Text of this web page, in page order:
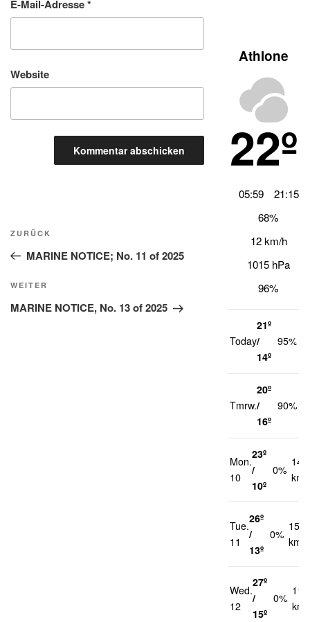
E-Mail-Adresse*
Website
Beitragsnavigation
Vorheriger
Beitrag
ZURÜCK
MARINE NOTICE; No. 11 of 2025
Nächster
Beitrag
WEITER
MARINE NOTICE, No. 13 of 2025
Athlone
22º
05:59
21:15
68%
12 km/h
1015 hPa
96%
Today
21º
/
14º
95%
Tmrw.
20º
/
16º
90%
Mon.
10
23º
/
10º
0%
14
km/
Tue.
11
26º
/
13º
0%
15
km/h
Wed.
12
27º
/
15º
0%
11